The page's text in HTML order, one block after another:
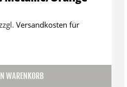
Versandkosten für
WARENKORB